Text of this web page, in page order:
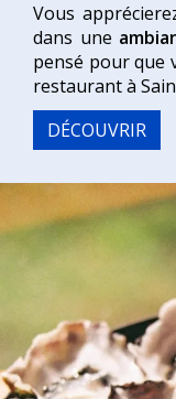
Vous
dans une
pensé pour que
restaurant à
DÉCOUVRIR